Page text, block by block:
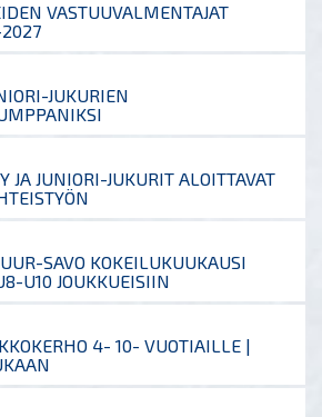
VASTUUVALMENTAJAT
JUKURIEN
JA JUNIORI-JUKURIT ALOITTAVAT
SAVO KOKEILUKUUKAUSI
U10 JOUKKUEISIIN
4- 10- VUOTIAILLE |